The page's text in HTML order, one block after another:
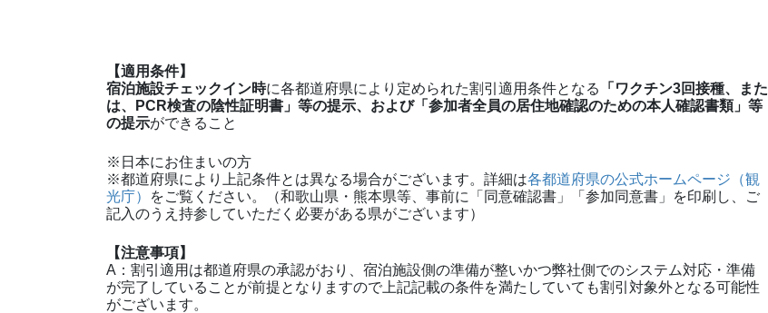
【適用条件】
宿泊施設チェックイン時に各都道府県により定められた割引適用条件となる
「ワクチン3回接種、また
は、PCR検査の陰性証明書」等の提示、および「参加者全員の居住地確認のための本人確認書類」等
の提示ができること
※日本にお住まいの方
※都道府県により上記条件とは異なる場合がございます。詳細は各都道府県の公式ホームページ（観
光庁）
をご覧ください。（和歌山県・熊本県等、事前に「同意確認書」「参加同意書」を印刷し、ご
記入のうえ持参していただく必要がある県がございます）
【注意事項】
A：割引適用は都道府県の承認がおり、宿泊施設側の準備が整いかつ弊社側でのシステム対応・準備
が完了していることが前提となりますので上記記載の条件を満たしていても割引対象外となる可能性
がございます。